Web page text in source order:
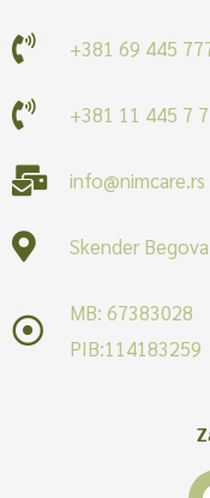
+381 69 445
+381 11 445 7
info@nimcare.rs
Skender
MB: 67383028
PIB:114183259